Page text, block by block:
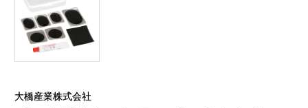
大橋産業株式会社